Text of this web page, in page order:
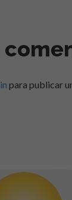
para publicar